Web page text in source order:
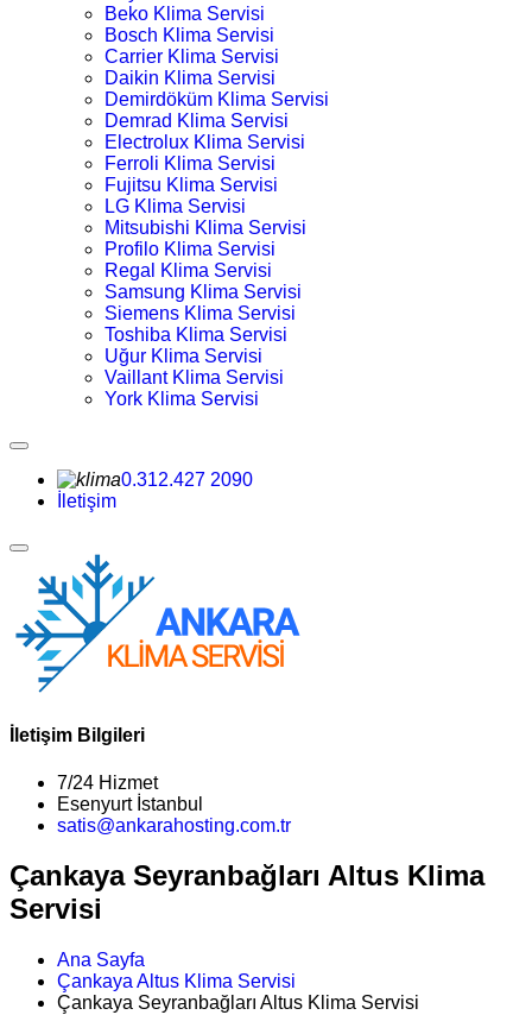
Beko Klima Servisi
Bosch Klima Servisi
Carrier Klima Servisi
Daikin Klima Servisi
Demirdöküm Klima Servisi
Demrad Klima Servisi
Electrolux Klima Servisi
Ferroli Klima Servisi
Fujitsu Klima Servisi
LG Klima Servisi
Mitsubishi Klima Servisi
Profilo Klima Servisi
Regal Klima Servisi
Samsung Klima Servisi
Siemens Klima Servisi
Toshiba Klima Servisi
Uğur Klima Servisi
Vaillant Klima Servisi
York Klima Servisi
0.312.427 2090
İletişim
İletişim Bilgileri
7/24 Hizmet
Esenyurt İstanbul
satis@ankarahosting.com.tr
Çankaya Seyranbağları Altus Klima
Servisi
Ana Sayfa
Çankaya Altus Klima Servisi
Çankaya Seyranbağları Altus Klima Servisi